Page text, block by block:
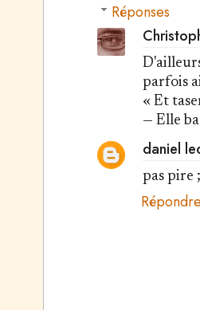
Réponses
parfois
« Et
— Elle
daniel
pas pire
Répondre